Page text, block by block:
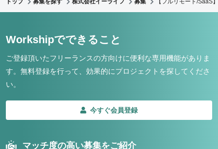
トップ 募集を探す 株式会社イーライフ 募集 【フルリモート/SaaS
Workshipでできること
ご登録頂いたフリーランスの方向けに便利な専用機能がありま
す。 無料登録を行って、効果的にプロジェクトを探してくださ
い。
今すぐ会員登録
マッチ度の高い募集をご紹介